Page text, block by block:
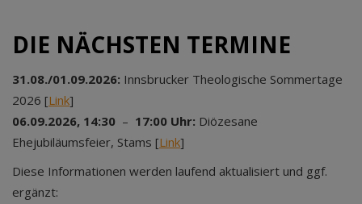
DIE NÄCHSTEN TERMINE
31.08./01.09.2026: Innsbrucker Theologische Sommertage
2026 [Link]
06.09.2026, 14:30 – 17:00 Uhr: Diözesane
Ehejubiläumsfeier, Stams [Link]
Diese Informationen werden laufend aktualisiert und ggf.
ergänzt: